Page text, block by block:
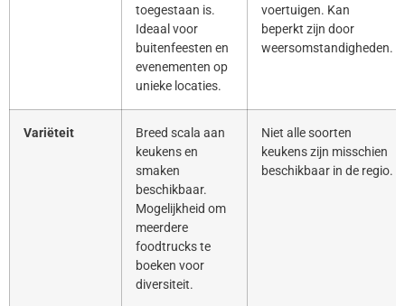
toegestaan is.
Ideaal voor
buitenfeesten en
evenementen op
unieke locaties.
voertuigen. Kan
beperkt zijn door
weersomstandigheden.
Variëteit
Breed scala aan
keukens en
smaken
beschikbaar.
Mogelijkheid om
meerdere
foodtrucks te
boeken voor
diversiteit.
Niet alle soorten
keukens zijn misschien
beschikbaar in de regio.